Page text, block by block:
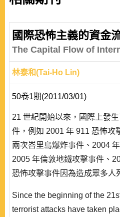
國際恐怖主義的資金
The Capital Flow of
林泰和(Tai-Ho Lin)
50卷1期(2011/03/01)
21 世紀開始以來，國際上發
件，例如 2001 年 911 恐怖攻
兩次峇里島爆炸事件、2004
2005 年倫敦地鐵攻擊事件、
恐怖攻擊事件因為造成眾多人
事件都只是整個恐怖組織活動
怖行動若分成上、中、下游。
Since the beginning of the
terrorist attacks have taken